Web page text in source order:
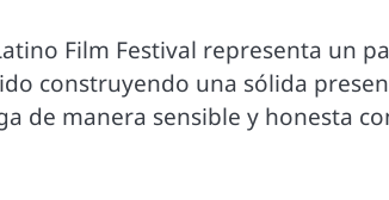
Film Festival representa un
construyendo una sólida
de manera sensible y honesta